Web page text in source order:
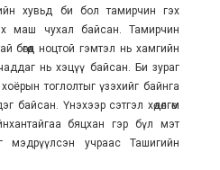
хувьд би бол тамирчин гэх
маш чухал байсан. Тамирчин
бөгөөд ноцтой гэмтэл нь хамгийн
нь хэцүү байсан. Би зураг
тоглолтыг үзэхийг байнга
байсан. Үнэхээр сэтгэл хөдөлгөм
бяцхан гэр бүл мэт
мэдрүүлсэн учраас Ташигийн